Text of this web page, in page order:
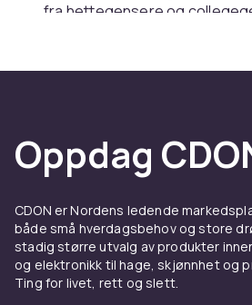
fra hettegensere og
Hettegensere og
koseplagget. Croppede
høye midjebukser.
Strikk og kofter
Strikkede gensere i merinoull
komfort. Kofter med glidelås
Oppdag
CDON er Nordens ledende
både små hverdagsbehov og store
stadig større utvalg av produkter
og elektronikk til hage, skjønnhet og
Ting for livet, rett og slett.